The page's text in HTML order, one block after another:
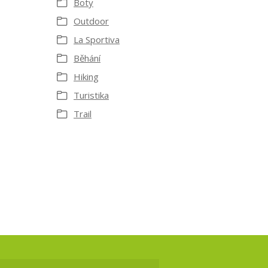
Boty
Outdoor
La Sportiva
Běhání
Hiking
Turistika
Trail